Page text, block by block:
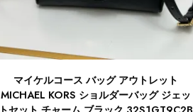
マイケルコース バッグ アウトレット
MICHAEL KORS ショルダーバッグ ジェッ